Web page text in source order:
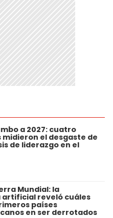
a 2027: cuatro
el desgaste de
de liderazgo en el
Mundial: la
reveló cuáles
países
en ser derrotados